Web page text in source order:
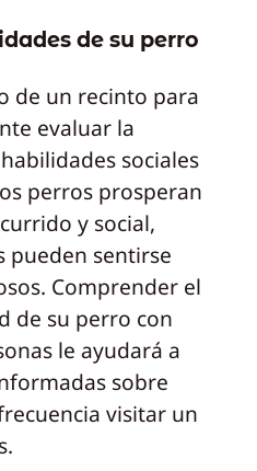
de su perro
de un recinto para
evaluar la
sociales
perros prosperan
y social,
pueden sentirse
Comprender el
de su perro con
le ayudará a
sobre
visitar un